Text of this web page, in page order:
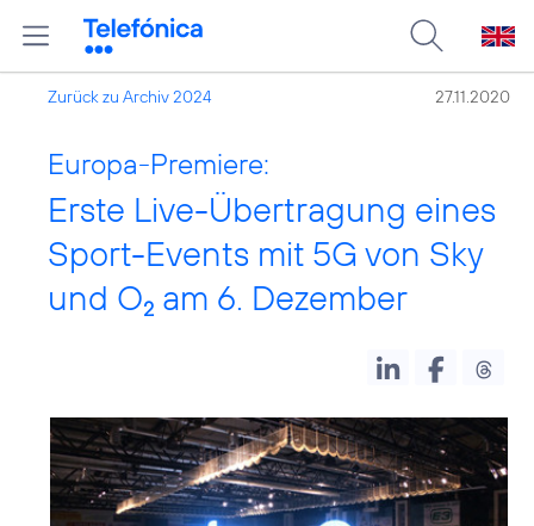
Zurück zu Archiv 2024 27.11.2020
Europa-Premiere:
Erste Live-Übertragung eines
Sport-Events mit 5G von Sky
und O2 am 6. Dezember